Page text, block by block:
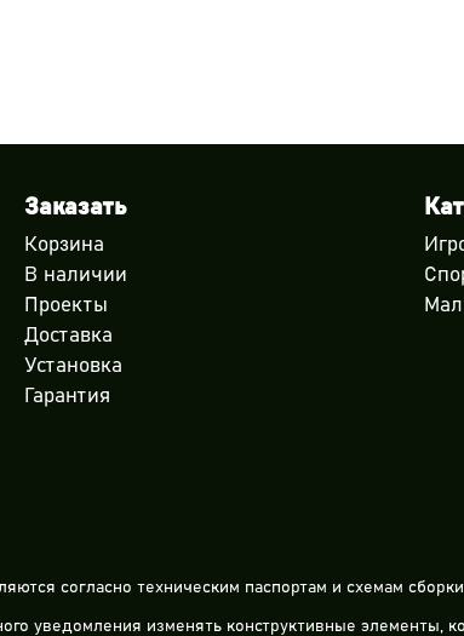
Заказать
Корзина
В наличии
Проекты
Доставка
Установка
Гарантия
согласно техническим паспортам и схемам
уведомления изменять конструктивные элементы,